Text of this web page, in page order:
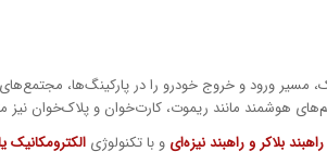
مسیر ورود و خروج خودرو را در پارکینگ‌ها،
هوشمند مانند ریموت، کارت‌خوان و پلاک‌خوان نیز
بلاکر و راهبند نیزه‌ای و با تکنولوژی الکترومکانیک